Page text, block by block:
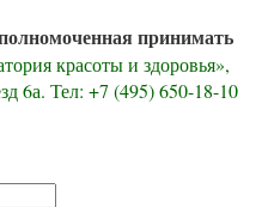
принимать
красоты и здоровья»,
6а. Тел: +7 (495) 650-18-10